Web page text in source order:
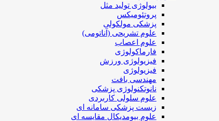
بیولوژی تولید مثل
پروتئومیکس
پزشکی مولکولی
علوم تشریحی (آناتومی)
علوم اعصاب
فارماکولوژی
فیزیولوژی ورزش
فیزیولوژی
مهندسی بافت
نانوتکنولوژی پزشکی
علوم سلولی کاربردی
زیست پزشکی سامانه ای
علوم بیومدیکال مقایسه ای